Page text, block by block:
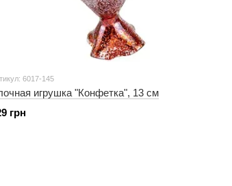
6017-145
игрушка "Конфетка", 13 см
грн